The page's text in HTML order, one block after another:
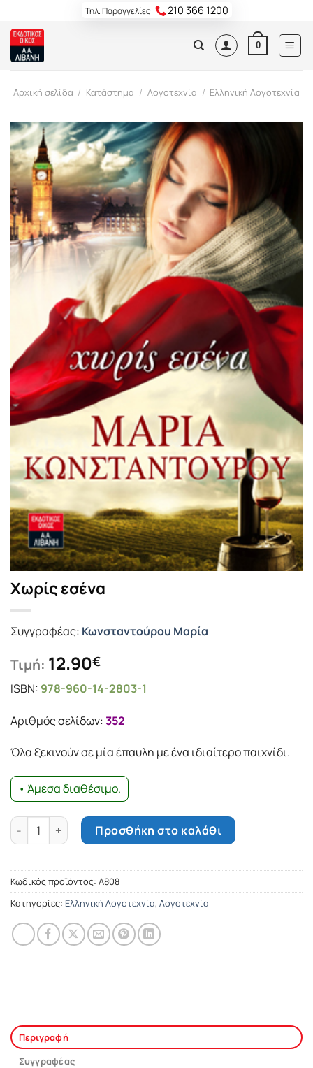
content
Τηλ. Παραγγελίες: 210 366 1200
0
Αρχική σελίδα / Κατάστημα / Λογοτεχνία / Ελληνική Λογοτεχνία
Χωρίς εσένα
Συγγραφέας: Κωνσταντούρου Μαρία
Τιμή: 12.90€
ISBN: 978-960-14-2803-1
Αριθμός σελίδων:352
Όλα ξεκινούν σε μία έπαυλη με ένα ιδιαίτερο παιχνίδι.
• Άμεσα διαθέσιμο.
Χωρίς εσένα ποσότηταΠροσθήκη στο καλάθι
Κωδικός προϊόντος: Α808
Κατηγορίες: Ελληνική Λογοτεχνία, Λογοτεχνία
Περιγραφή
Συγγραφέας